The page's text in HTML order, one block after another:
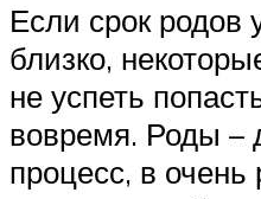
Если срок родов
близко,
не успеть
вовремя. Роды –
процесс, в очень